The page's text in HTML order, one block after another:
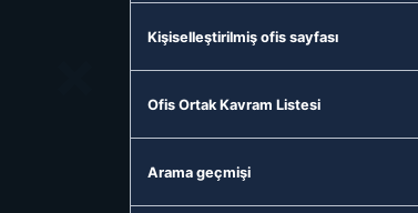
Kişiselleştirilmiş ofis sayfası
Ofis Ortak Kavram Listesi
Arama geçmişi